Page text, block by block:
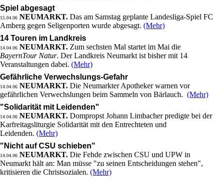
Spiel abgesagt
15.04.06 NEUMARKT. Das am Samstag geplante Landesliga-Spiel FC
Amberg gegen Seligenporten wurde abgesagt. (Mehr)
14 Touren im Landkreis
14.04.06 NEUMARKT. Zum sechsten Mal startet im Mai die
BayernTour Natur. Der Landkreis Neumarkt ist bisher mit 14
Veranstaltungen dabei. (Mehr)
Gefährliche Verwechslungs-Gefahr
14.04.06 NEUMARKT. Die Neumarkter Apotheker warnen vor
gefährlichen Verwechslungen beim Sammeln von Bärlauch. (Mehr)
"Solidarität mit Leidenden"
14.04.06 NEUMARKT. Dompropst Johann Limbacher predigte bei der
Karfreitagsliturgie Solidarität mit den Entrechteten und
Leidenden. (Mehr)
"Nicht auf CSU schieben"
14.04.06 NEUMARKT. Die Fehde zwischen CSU und UPW in
Neumarkt hält an: Man müsse "zu seinen Entscheidungen stehen",
kritisieren die Christsozialen. (Mehr)